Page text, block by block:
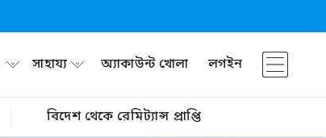
সাহায্য অ্যাকাউন্ট খোলা লগইন
বিদেশ থেকে রেমিট্যান্স প্রাপ্তি